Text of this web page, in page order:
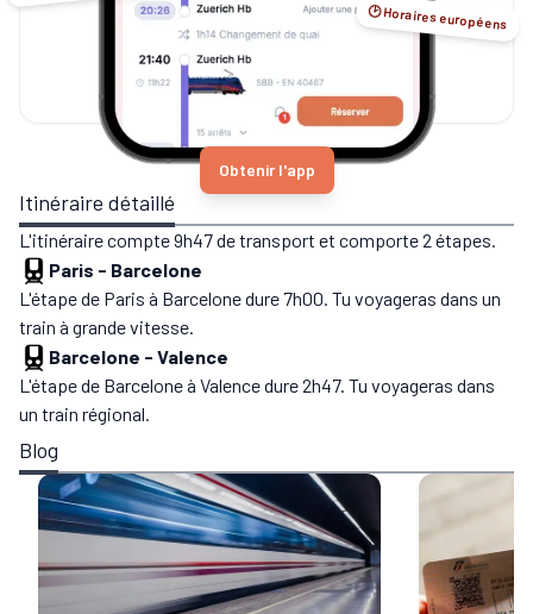
🕑 Horaires européens
Obtenir l'app
Itinéraire détaillé
L'itinéraire compte 9h47 de transport et comporte 2 étapes.
Paris - Barcelone
L'étape de Paris à Barcelone dure 7h00. Tu voyageras dans un
train à grande vitesse.
Barcelone - Valence
L'étape de Barcelone à Valence dure 2h47. Tu voyageras dans
un train régional.
Blog